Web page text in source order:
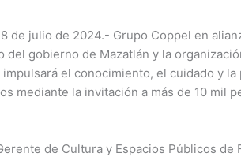
de julio de 2024.- Grupo Coppel en
del gobierno de Mazatlán y la
impulsará el conocimiento, el cuidado y
mediante la invitación a más de 10 mil
de Cultura y Espacios Públicos de